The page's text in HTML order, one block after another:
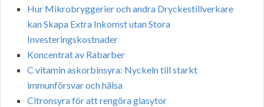
Hur Mikrobryggerier och andra Dryckestillverkare
kan Skapa Extra Inkomst utan Stora
Investeringskostnader
Koncentrat av Rabarber
C vitamin askorbinsyra: Nyckeln till starkt
immunförsvar och hälsa
Citronsyra för att rengöra glasytor